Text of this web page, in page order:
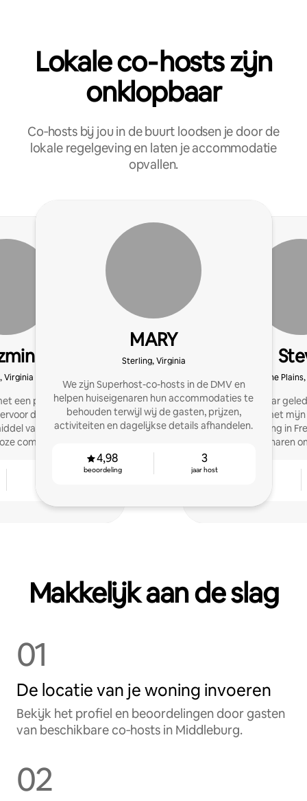
Lokale co‑hosts zijn
onklopbaar
Co‑hosts bij jou in de buurt loodsen je door de
lokale regelgeving en laten je accommodatie
opvallen.
Virginia
een passie voor
dat gasten zich
van persoonlijke
communicatie.
MARY
Sterling, Virginia
We zijn Superhost-co-hosts in de DMV en
helpen huiseigenaren hun accommodaties te
behouden terwijl wij de gasten, prijzen,
activiteiten en dagelijkse details afhandelen.
4,98
beoordeling
3
jaar host
The
Ik ben drie jaar
verhuren met
historische woning in
ik andere eigenaren
Makkelijk aan de slag
01
De locatie van je woning invoeren
Bekijk het profiel en beoordelingen door gasten
van beschikbare co‑hosts in Middleburg.
02